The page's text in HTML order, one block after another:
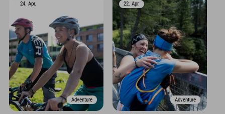
Adventure
24. Apr.
Adventure
22. Apr.